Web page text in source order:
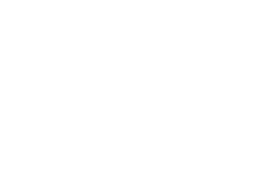
lista para salir
queda la cantera del Sevilla
la pretemporada con el